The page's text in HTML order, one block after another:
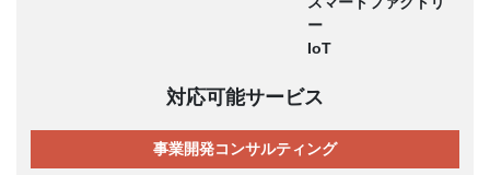
ー
IoT
対応可能サービス
事業開発コンサルティング